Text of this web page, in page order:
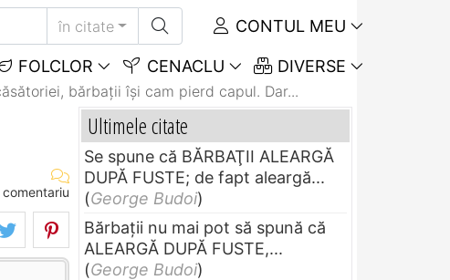
în citate CONTUL MEU
FOLCLOR CENACLU DIVERSE
bărbaţii îşi cam pierd capul. Dar...
Ultimele citate
Se spune că BĂRBAŢII ALEARGĂ
DUPĂ FUSTE; de fapt aleargă...
(George Budoi)
Bărbaţii nu mai pot să spună că
ALEARGĂ DUPĂ FUSTE,...
(George Budoi)